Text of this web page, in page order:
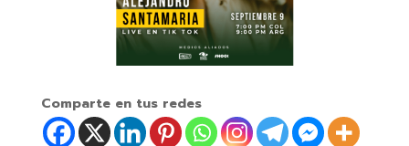
Comparte en tus redes